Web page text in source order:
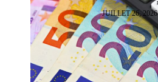
JUILLET 26, 2026